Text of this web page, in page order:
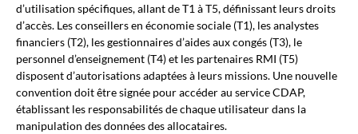
d’utilisation spécifiques, allant de T1 à T5, définissant leurs droits
d’accès. Les conseillers en économie sociale (T1), les analystes
financiers (T2), les gestionnaires d’aides aux congés (T3), le
personnel d’enseignement (T4) et les partenaires RMI (T5)
disposent d’autorisations adaptées à leurs missions. Une nouvelle
convention doit être signée pour accéder au service CDAP,
établissant les responsabilités de chaque utilisateur dans la
manipulation des données des allocataires.